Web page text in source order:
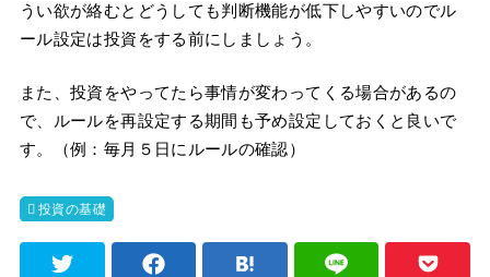
うい欲が絡むとどうしても判断機能が低下しやすいのでル
ール設定は投資をする前にしましょう。
また、投資をやってたら事情が変わってくる場合があるの
で、ルールを再設定する期間も予め設定しておくと良いで
す。（例：毎月５日にルールの確認）
投資の基礎